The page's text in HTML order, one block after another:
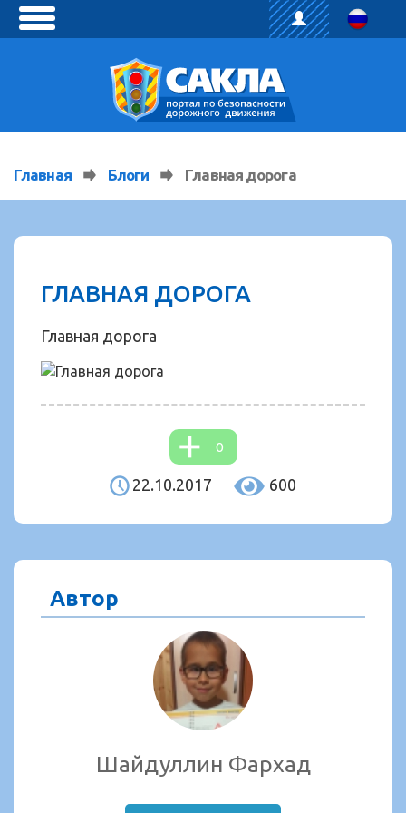
toggle
Главная Блоги Главная дорога
ГЛАВНАЯ ДОРОГА
Главная дорога
0
22.10.2017 600
Автор
Шайдуллин Фархад